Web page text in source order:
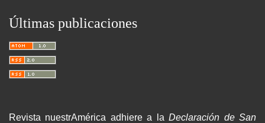
Últimas publicaciones
Revista nuestrAmérica adhiere a laDeclaración de San